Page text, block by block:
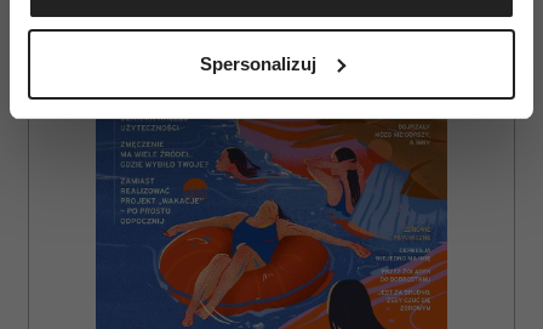
Identyfikować Twoje urządzenie, aktywnie
(fingerprinting, czyli wirtualny odcisk palca)
dane są przetwarzane oraz ustaw własne preferencje w
sekcji szczegółów. W Deklaracji plików cookie możesz
zmienić lub wycofać swoją zgodę w dowolnej chwili.
Wykorzystujemy pliki cookie do spersonalizowania treści
i reklam, aby oferować funkcje społecznościowe i
analizować ruch w naszej witrynie. Informacje o tym, jak
Spersonalizuj